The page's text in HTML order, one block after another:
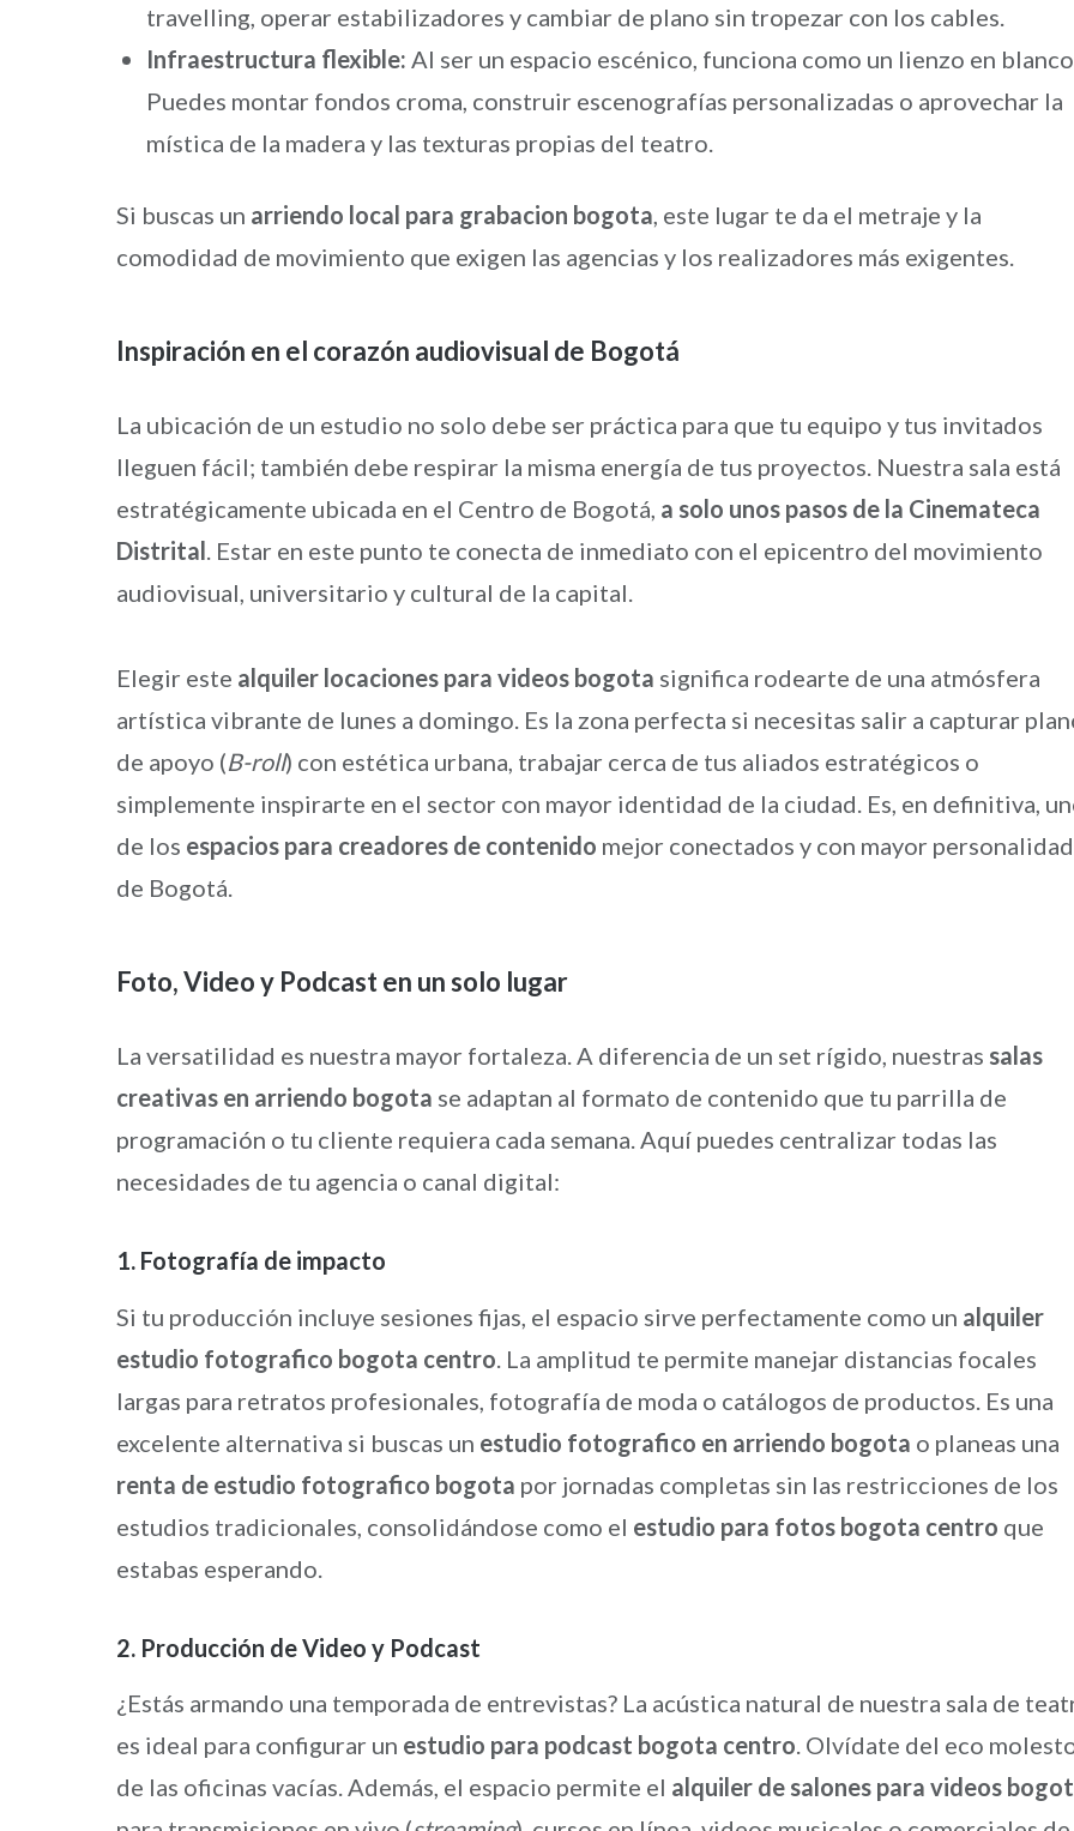
travelling, operar estabilizadores y cambiar de plano sin tropezar con los cables.
Infraestructura flexible: Al ser un espacio escénico, funciona como un lienzo en
Puedes montar fondos croma, construir escenografías personalizadas o aprovechar la
mística de la madera y las texturas propias del teatro.
Si buscas un arriendo local para grabacion bogota, este lugar te da el metraje y la
comodidad de movimiento que exigen las agencias y los realizadores más exigentes.
Inspiración en el corazón audiovisual de Bogotá
La ubicación de un estudio no solo debe ser práctica para que tu equipo y tus invitados
lleguen fácil; también debe respirar la misma energía de tus proyectos. Nuestra sala está
estratégicamente ubicada en el Centro de Bogotá, a solo unos pasos de la Cinemateca
Distrital. Estar en este punto te conecta de inmediato con el epicentro del movimiento
audiovisual, universitario y cultural de la capital.
Elegir este alquiler locaciones para videos bogota significa rodearte de una atmósfera
artística vibrante de lunes a domingo. Es la zona perfecta si necesitas salir a capturar
de apoyo (B-roll) con estética urbana, trabajar cerca de tus aliados estratégicos o
simplemente inspirarte en el sector con mayor identidad de la ciudad. Es, en definitiva,
de los espacios para creadores de contenido mejor conectados y con mayor personalidad
de Bogotá.
Foto, Video y Podcast en un solo lugar
La versatilidad es nuestra mayor fortaleza. A diferencia de un set rígido, nuestras salas
creativas en arriendo bogota se adaptan al formato de contenido que tu parrilla de
programación o tu cliente requiera cada semana. Aquí puedes centralizar todas las
necesidades de tu agencia o canal digital:
1. Fotografía de impacto
Si tu producción incluye sesiones fijas, el espacio sirve perfectamente como un alquiler
estudio fotografico bogota centro. La amplitud te permite manejar distancias focales
largas para retratos profesionales, fotografía de moda o catálogos de productos. Es una
excelente alternativa si buscas un estudio fotografico en arriendo bogota o planeas una
renta de estudio fotografico bogota por jornadas completas sin las restricciones de los
estudios tradicionales, consolidándose como el estudio para fotos bogota centro que
estabas esperando.
2. Producción de Video y Podcast
¿Estás armando una temporada de entrevistas? La acústica natural de nuestra sala de
es ideal para configurar un estudio para podcast bogota centro. Olvídate del eco
de las oficinas vacías. Además, el espacio permite el alquiler de salones para videos